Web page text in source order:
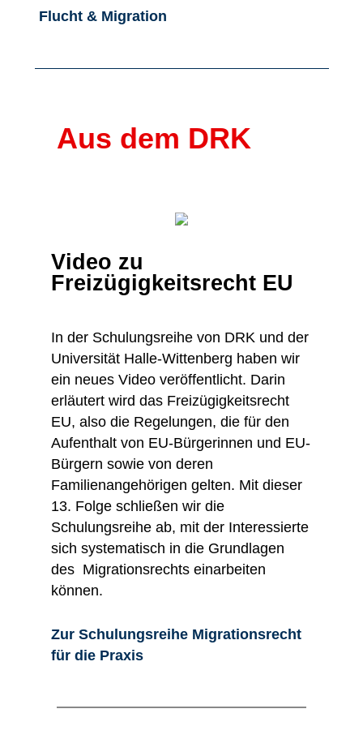
Flucht & Migration
Aus dem DRK
Video zu
Freizügigkeitsrecht EU
In der Schulungsreihe von DRK und der
Universität Halle-Wittenberg haben wir
ein neues Video veröffentlicht. Darin
erläutert wird das Freizügigkeitsrecht
EU, also die Regelungen, die für den
Aufenthalt von EU-Bürgerinnen und EU-
Bürgern sowie von deren
Familienangehörigen gelten. Mit dieser
13. Folge schließen wir die
Schulungsreihe ab, mit der Interessierte
sich systematisch in die Grundlagen
des Migrationsrechts einarbeiten
können.
Zur Schulungsreihe Migrationsrecht
für die Praxis